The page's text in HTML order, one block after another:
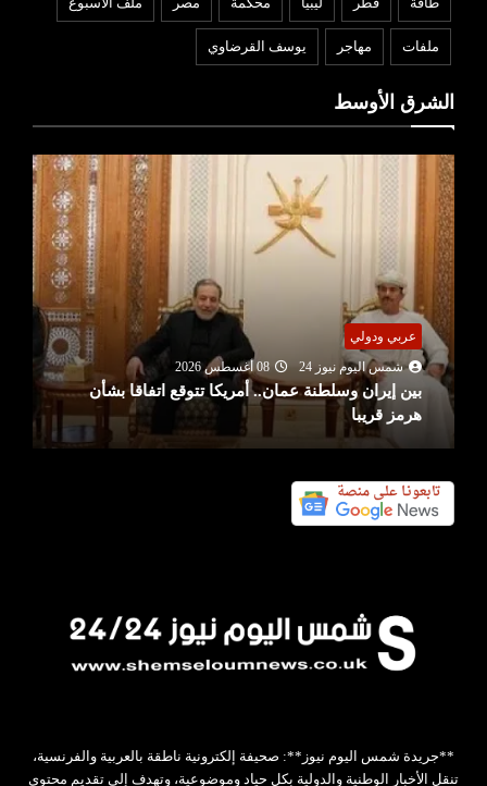
ملفات مهاجر يوسف القرضاوي
الشرق الأوسط
عربي ودولي
شمس اليوم نيوز 24
08 أغسطس 2026
بين إيران وسلطنة عمان.. أمريكا تتوقع اتفاقا بشأن
هرمز قريبا
**جريدة شمس اليوم نيوز**: صحيفة إلكترونية ناطقة بالعربية والفرنسية،
تنقل الأخبار الوطنية والدولية بكل حياد وموضوعية، وتهدف إلى تقديم محتوى